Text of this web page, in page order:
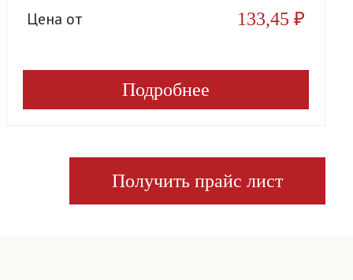
Цена от
133,45 ₽
Подробнее
Получить прайс лист